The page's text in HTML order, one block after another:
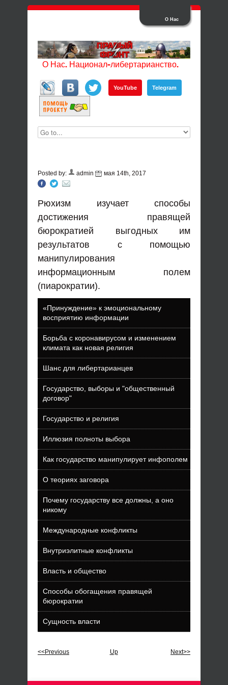
О Нас
О Нас. Национал-либертарианство.
YouTube Telegram
Posted by: admin мая 14th, 2017
Рюхизм изучает способы
достижения правящей
бюрократией выгодных им
результатов с помощью
манипулирования
информационным полем
(пиарократии).
«Принуждение» к эмоциональному
восприятию информации
Борьба с коронавирусом и изменением
климата как новая религия
Шанс для либертарианцев
Государство, выборы и "общественный
договор"
Государство и религия
Иллюзия полноты выбора
Как государство манипулирует инфополем
О теориях заговора
Почему государству все должны, а оно
никому
Международные конфликты
Внутриэлитные конфликты
Власть и общество
Способы обогащения правящей
бюрократии
Сущность власти
<<Previous Up Next>>